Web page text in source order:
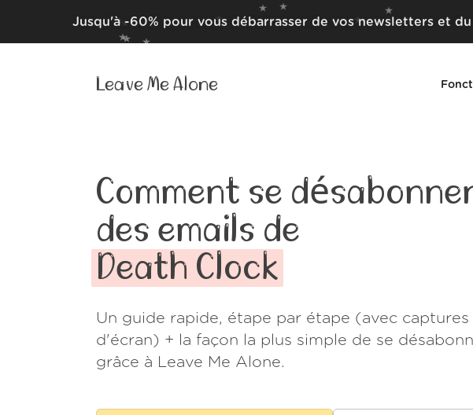
Jusqu'à -60% pour vous débarrasser de vos newsletters et du
Leave Me Alone
Comment se
des emails de
Death Clock
Un guide rapide, étape par étape (avec captures
d'écran) + la façon la plus simple de se
grâce à Leave Me Alone.